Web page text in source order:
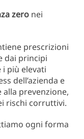
zero nei
prescrizioni
dai principi
più elevati
dell’azienda e
prevenzione,
rischi corruttivi.
ogni forma